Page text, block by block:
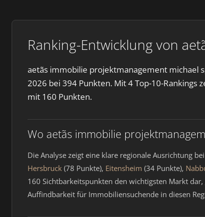
Ranking-Entwicklung von
aetãs immobilie projektmanagement michael
2026 bei 394 Punkten. Mit 4 Top-10-Rankings
mit 160 Punkten.
Wo aetãs immobilie
Die Analyse zeigt eine klare regionale Ausrichtung bei
Hersbruck (78 Punkte), Eitensheim (34 Punkte),
160 Sichtbarkeitspunkten den wichtigsten Markt
Auffindbarkeit für Immobiliensuchende in diesen